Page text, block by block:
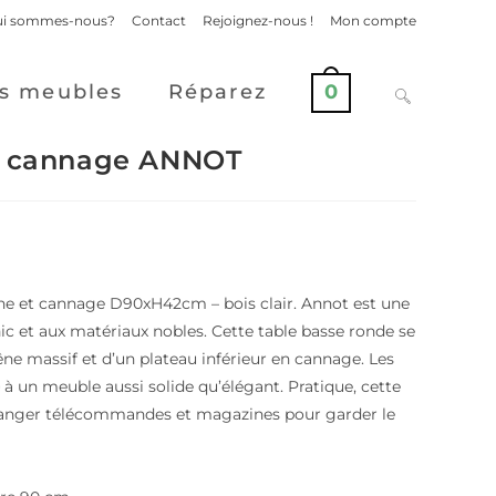
sommes-nous? Contact Rejoignez-nous ! Mon compte
meubles Réparez 0
ANNOT
et cannage D90xH42cm – bois clair. Annot est une
et aux matériaux nobles. Cette table basse ronde se
massif et d’un plateau inférieur en cannage. Les
un meuble aussi solide qu’élégant. Pratique, cette
télécommandes et magazines pour garder le